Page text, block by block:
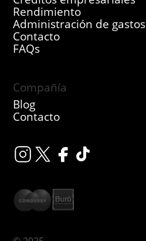
Rendimiento
Administración de gastos
Contacto
FAQs
Compañía
Blog
Contacto